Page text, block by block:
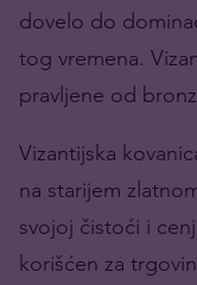
dovelo do
tog vremena.
pravljene od
Vizantijska
na starijem
svojoj čistoći i
korišćen za